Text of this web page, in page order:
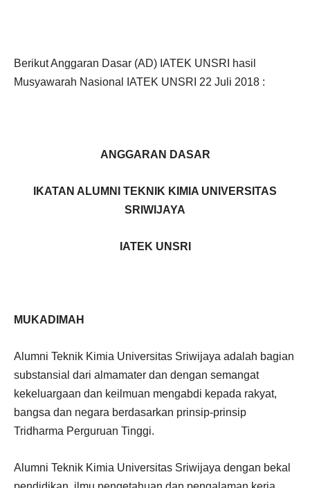
Berikut Anggaran Dasar (AD) IATEK UNSRI hasil
Musyawarah Nasional IATEK UNSRI 22 Juli 2018 :
ANGGARAN DASAR
IKATAN ALUMNI TEKNIK KIMIA UNIVERSITAS
SRIWIJAYA
IATEK UNSRI
MUKADIMAH
Alumni Teknik Kimia Universitas Sriwijaya adalah bagian
substansial dari almamater dan dengan semangat
kekeluargaan dan keilmuan mengabdi kepada rakyat,
bangsa dan negara berdasarkan prinsip-prinsip
Tridharma Perguruan Tinggi.
Alumni Teknik Kimia Universitas Sriwijaya dengan bekal